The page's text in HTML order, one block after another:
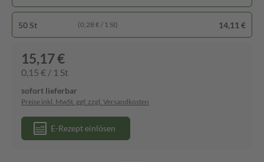
50 St (0,28 € / 1 St) 14,11 €
15,17 €
0,15 € / 1 St
sofort lieferbar
Preise inkl. MwSt. ggf. zzgl. Versandkosten
E-Rezept einlösen